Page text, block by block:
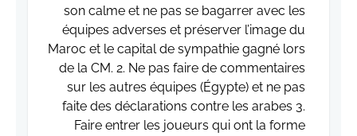
son calme et ne pas se bagarrer avec les
équipes adverses et préserver l’image du
Maroc et le capital de sympathie gagné lors
de la CM. 2. Ne pas faire de commentaires
sur les autres équipes (Égypte) et ne pas
faite des déclarations contre les arabes 3.
Faire entrer les joueurs qui ont la forme